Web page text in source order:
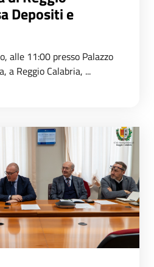
Depositi e
alle 11:00 presso Palazzo
a Reggio Calabria, ...